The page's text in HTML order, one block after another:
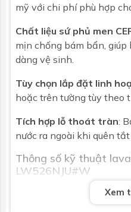
mỹ với chi phí phù hợp
Chất liệu sứ phủ men
mịn chống bám bẩn, giúp
dàng vệ sinh.
Tùy chọn lắp đặt linh
hoặc trên tường tùy theo
Tích hợp lỗ thoát tràn:
nước ra ngoài khi quên tắt
Thông số kỹ thuật
LW526NJU#W
:Xem